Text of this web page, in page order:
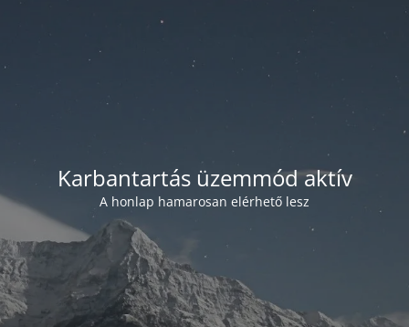
Karbantartás üzemmód aktív
A honlap hamarosan elérhető lesz